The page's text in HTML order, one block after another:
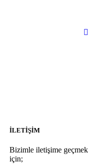
İLETİŞİM
Bizimle iletişime geçmek
için;